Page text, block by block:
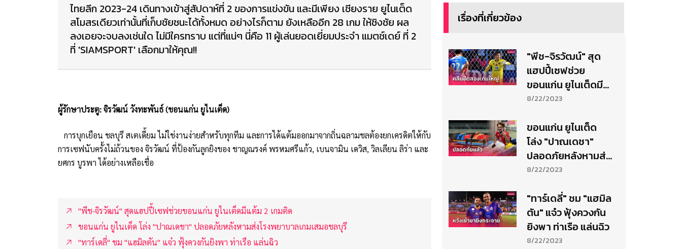
ไทยลีก 2023-24 เดินทางเข้าสู่สัปดาห์ที่ 2 ของการแข่งขัน และมีเพียง เชียงราย ยูไนเต็ด
สโมสรเดียวเท่านั้นที่เก็บชัยชนะได้ทั้งหมด อย่างไรก็ตาม ยังเหลืออีก 28 เกม ให้ชิงชัย ผล
ลงเอยจะจบลงเช่นใด ไม่มีใครทราบ แต่ที่แน่ๆ นี่คือ 11 ผู้เล่นยอดเยี่ยมประจำ แมตช์เดย์ ที่ 2
ที่ 'SIAMSPORT' เลือกมาให้คุณ!!
ผู้รักษาประตู: จิรวัฒน์ วังทะพันธ์ (ขอนแก่น ยูไนเต็ด)
การบุกเยือน ชลบุรี สเตเดี้ยม ไม่ใช่งานง่ายสำหรับทุกทีม และการได้แต้มออกมาจากถิ่นฉลามชลต้องยกเครดิตให้กับ
การเซฟนับครั้งไม่ถ้วนของ จิรวัฒน์ ที่ป้องกันลูกยิงของ ชาญณรงค์ พรหมศรีแก้ว, เบนจามิน เดวิส, วิลเลียน ลิร่า และ
ยศกร บูรพา ได้อย่างเหลือเชื่อ
"พีช-จิรวัฒน์" สุดแฮปปี้เซฟช่วยขอนแก่น ยูไนเต็ดมีแต้ม 2 เกมติด
ขอนแก่น ยูไนเต็ด โล่ง "ปาณเดชา" ปลอดภัยหลังหามส่งโรงพยาบาลเกมเสมอชลบุรี
"ทาร์เดลี่" ชม "แฮมิลตัน" แจ๋ว ฟุ้งควงกันยิงพา ท่าเรือ แล่นฉิว
เรื่องที่เกี่ยวข้อง
"พีช-จิรวัฒน์" สุด
แฮปปี้เซฟช่วย
ขอนแก่น ยูไนเต็ดมี
แต้ม 2 เกมติด
8/22/2023
ขอนแก่น ยูไนเต็ด
โล่ง "ปาณเดชา"
ปลอดภัยหลังหามส่ง
โรงพยาบาลเกม
8/22/2023
"ทาร์เดลี่" ชม "แฮมิล
ตัน" แจ๋ว ฟุ้งควงกัน
ยิงพา ท่าเรือ แล่นฉิว
8/22/2023